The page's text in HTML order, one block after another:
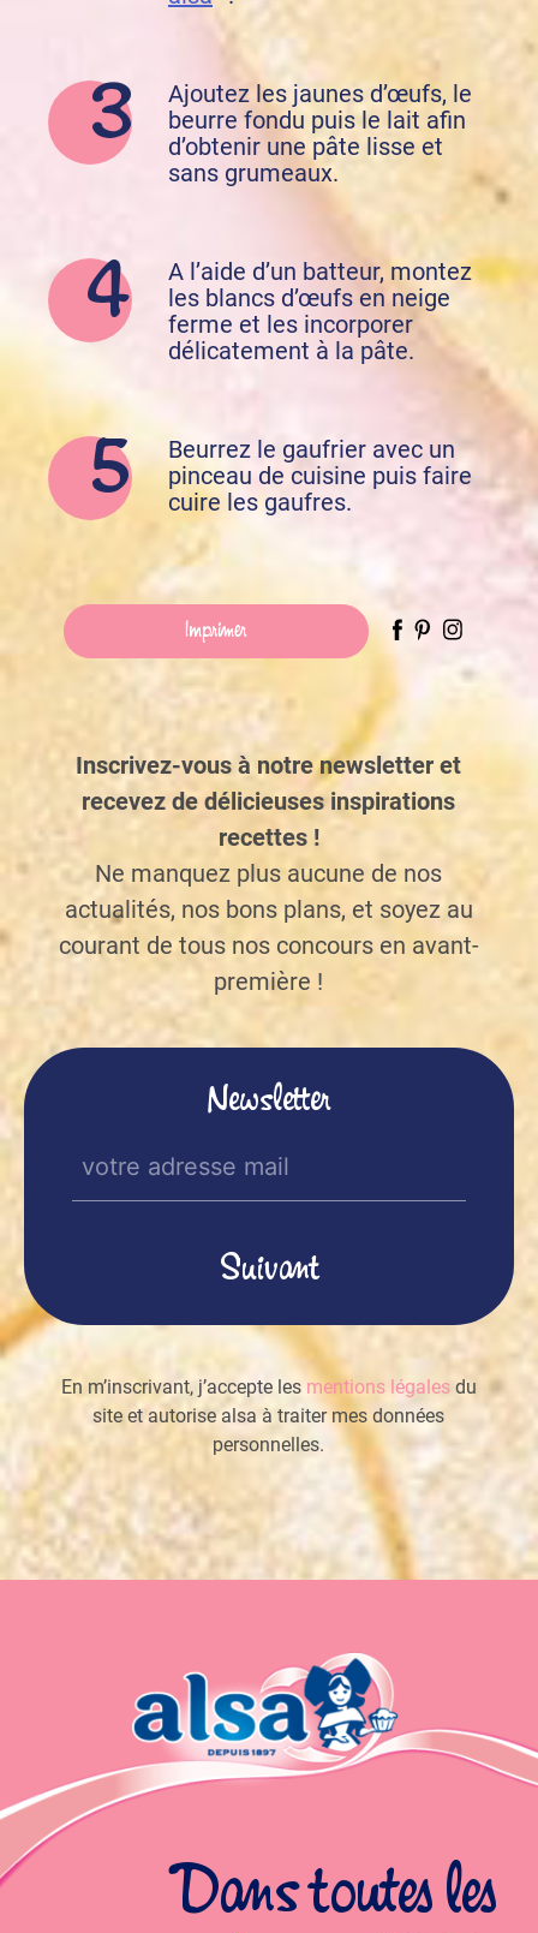
Imprimer
Ajoutez les jaunes d’œufs, le
beurre fondu puis le lait afin
d’obtenir une pâte lisse et
sans grumeaux.
A l’aide d’un batteur, montez
les blancs d’œufs en neige
ferme et les incorporer
délicatement à la pâte.
Beurrez le gaufrier avec un
pinceau de cuisine puis faire
cuire les gaufres.
Inscrivez-vous à notre newsletter et
recevez de délicieuses inspirations
recettes !
Ne manquez plus aucune de nos
actualités, nos bons plans, et soyez au
courant de tous nos concours en avant-
première !
Newsletter
E-
mail
En m’inscrivant, j’accepte lesmentions légalesdu
site et autorise alsa à traiter mes données
personnelles.
Dans toutes les